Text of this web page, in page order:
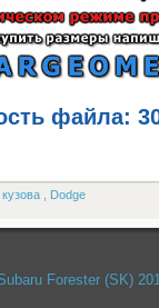
файла:
, Dodge
Forester (SK)